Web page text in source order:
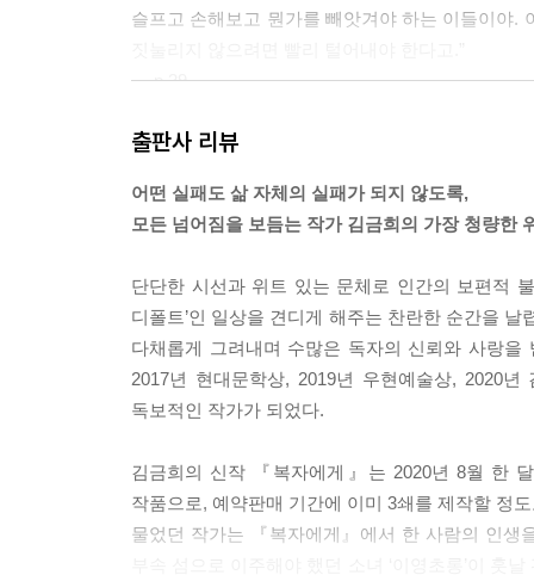
슬프고 손해보고 뭔가를 빼앗겨야 하는 이들이야.
--- p.39
“내가 아빠를 미워했어, 아빠가 실패해서 아빠를
“나는 아빠를 안 미워했어. 그걸 알아줬으면 좋겠
아빠는 그걸 들었는지, 아니면 무심코 그랬는지 아
나는 한 계절 몇 달 만에 그렇게 멀어져버린 그곳
렀다. 그리고 복자처럼 바닷바람을 정면으로 맞
람의 세기에 적응하고 싶었다. 그 힘을 맞으면서
게 이름을 부를 수 있는 것, 춥거나 햇볕이 따갑다
흐린 날 중문의 바다가 보여주는 그 웅장함, 더이
결들을 보며 달리다가 나는 그 흉터가 무엇을 의
출판사 리뷰
어떤 실패도 삶 자체의 실패가 되지 않도록,
모든 넘어짐을 보듬는 작가 김금희의 가장 청량한
단단한 시선과 위트 있는 문체로 인간의 보편적
디폴트’인 일상을 견디게 해주는 찬란한 순간을
다채롭게 그려내며 수많은 독자의 신뢰와 사랑
2017년 현대문학상, 2019년 우현예술상, 2020
독보적인 작가가 되었다.
김금희의 신작 『복자에게』는 2020년 8월 한
작품으로, 예약판매 기간에 이미 3쇄를 제작할 정
물었던 작가는 『복자에게』에서 한 사람의 인생